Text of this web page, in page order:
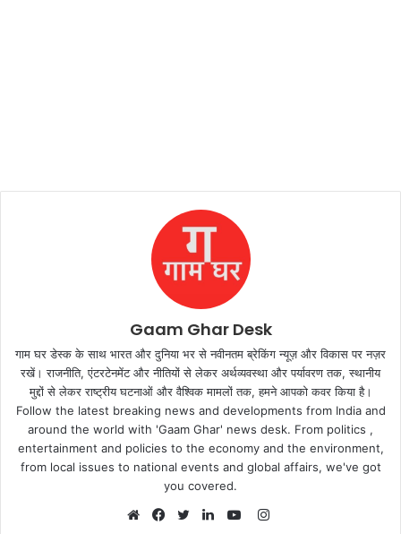
Gaam Ghar Desk
गाम घर डेस्क के साथ भारत और दुनिया भर से नवीनतम ब्रेकिंग न्यूज़ और विकास पर नज़र
रखें। राजनीति, एंटरटेनमेंट और नीतियों से लेकर अर्थव्यवस्था और पर्यावरण तक, स्थानीय
मुद्दों से लेकर राष्ट्रीय घटनाओं और वैश्विक मामलों तक, हमने आपको कवर किया है।
Follow the latest breaking news and developments from India and
around the world with 'Gaam Ghar' news desk. From politics ,
entertainment and policies to the economy and the environment,
from local issues to national events and global affairs, we've got
you covered.
Instagram